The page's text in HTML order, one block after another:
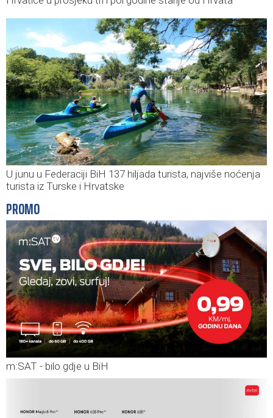
U junu u Federaciji BiH 137 hiljada turista, najviše noćenja
turista iz Turske i Hrvatske
PROMO
m:SAT - bilo gdje u BiH